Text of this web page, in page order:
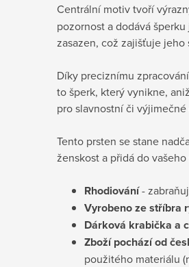
Centrální motiv tvoří
pozornost a dodává
zasazen, což zajišťuje
Díky preciznímu
to šperk, který vynikne,
pro slavnostní či
Tento prsten se stane
ženskost a přidá do
Rhodiování-
Vyrobeno ze stříbra
Dárková krabička a
Zboží pochází od
použitého materiálu